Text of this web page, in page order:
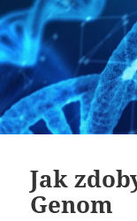
Jak
Genom